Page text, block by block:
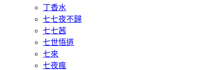
丁香水
七七夜不歸
七七茜
七世悟道
七來
七夜瘋